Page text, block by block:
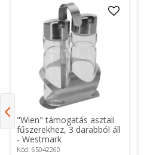
"Wien" támogatás asztali
fűszerekhez, 3 darabból áll
- Westmark
Kód: 65042260